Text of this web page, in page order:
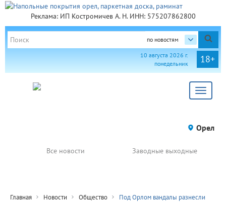
Реклама: ИП Костромичев А. Н. ИНН: 575207862800
по новостям
18+
10 августа 2026 г.
понедельник
Toggle
Орел
Все новости Заводные выходные
Главная Новости Общество
Под Орлом вандалы разнесли